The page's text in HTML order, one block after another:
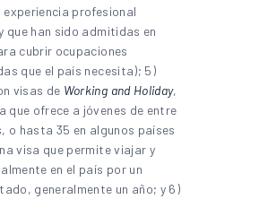
experiencia profesional
que han sido admitidas en
cubrir ocupaciones
que el país necesita); 5)
visas de Working and Holiday,
que ofrece a jóvenes de entre
o hasta 35 en algunos países
visa que permite viajar y
en el país por un
generalmente un año; y 6)